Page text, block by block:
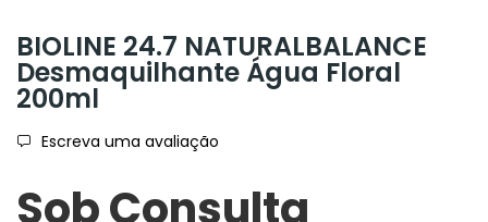
BIOLINE 24.7 NATURALBALANCE
Desmaquilhante Água Floral
200ml
Escreva uma avaliação
Sob Consulta